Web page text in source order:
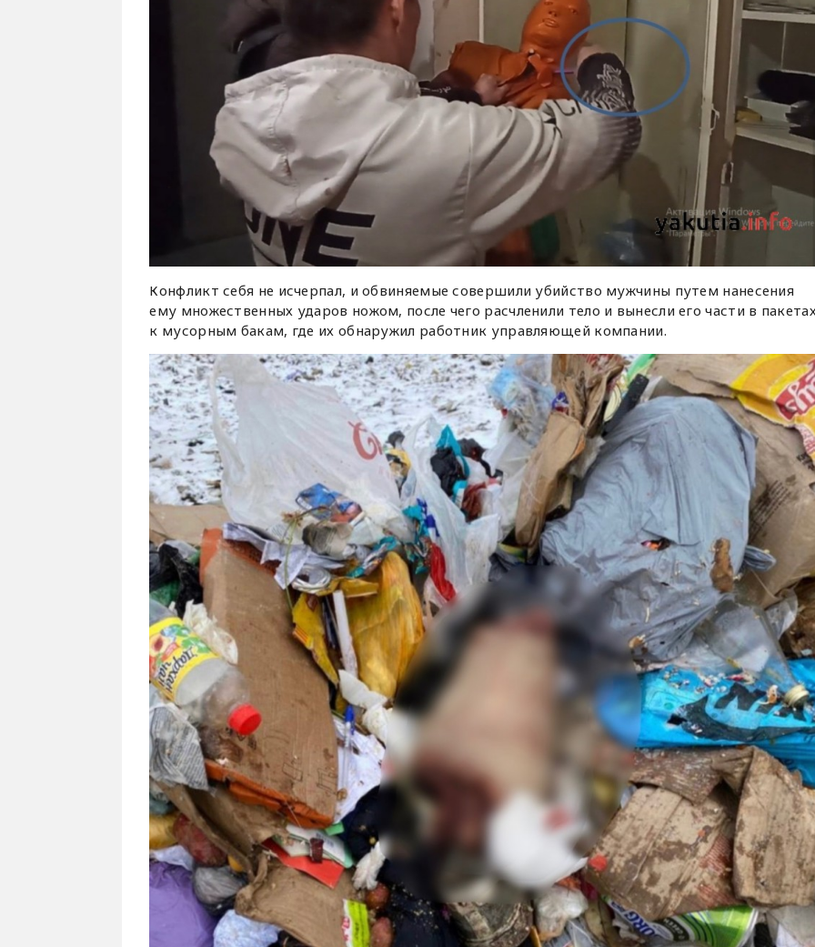
Конфликт себя не исчерпал, и обвиняемые совершили убийство мужчины путем нанесения
ему множественных ударов ножом, после чего расчленили тело и вынесли его части в
к мусорным бакам, где их обнаружил работник управляющей компании.